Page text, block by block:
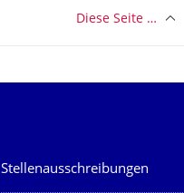
Diese Seite …
Stellenausschreibungen